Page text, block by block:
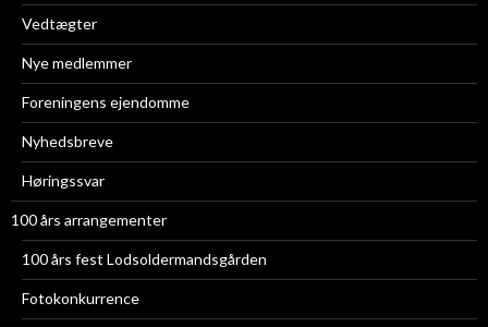
Vedtægter
Nye medlemmer
Foreningens ejendomme
Nyhedsbreve
Høringssvar
100 års arrangementer
100 års fest Lodsoldermandsgården
Fotokonkurrence